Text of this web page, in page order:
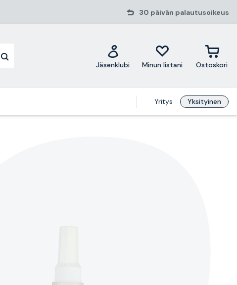
30 päivän palautusoikeus
Jäsenklubi Minun listani Ostoskori
Yritys Yksityinen